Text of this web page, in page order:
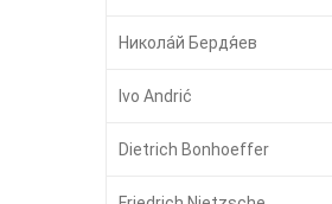
Никола́й Бердя́ев
Ivo Andrić
Dietrich Bonhoeffer